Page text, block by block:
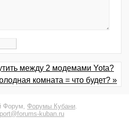
между 2 модемами Yota?
комната = что будет? »
Форум, Форумы Кубани.
kuban.ru